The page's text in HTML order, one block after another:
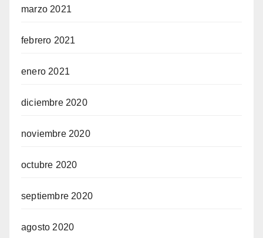
marzo 2021
febrero 2021
enero 2021
diciembre 2020
noviembre 2020
octubre 2020
septiembre 2020
agosto 2020